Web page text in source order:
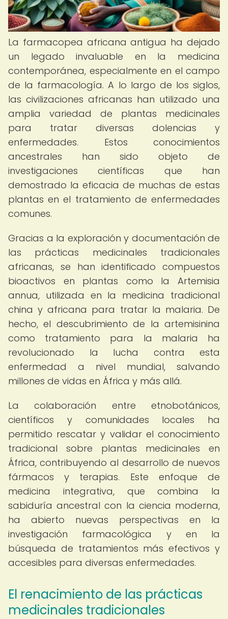
La farmacopea africana antigua ha dejado
un legado invaluable en la medicina
contemporánea, especialmente en el campo
de la farmacología. A lo largo de los siglos,
las civilizaciones africanas han utilizado una
amplia variedad de plantas medicinales
para tratar diversas dolencias y
enfermedades. Estos conocimientos
ancestrales han sido objeto de
investigaciones científicas que han
demostrado la eficacia de muchas de estas
plantas en el tratamiento de enfermedades
comunes.
Gracias a la exploración y documentación de
las prácticas medicinales tradicionales
africanas, se han identificado compuestos
bioactivos en plantas como la Artemisia
annua, utilizada en la medicina tradicional
china y africana para tratar la malaria. De
hecho, el descubrimiento de la artemisinina
como tratamiento para la malaria ha
revolucionado la lucha contra esta
enfermedad a nivel mundial, salvando
millones de vidas en África y más allá.
La colaboración entre etnobotánicos,
científicos y comunidades locales ha
permitido rescatar y validar el conocimiento
tradicional sobre plantas medicinales en
África, contribuyendo al desarrollo de nuevos
fármacos y terapias. Este enfoque de
medicina integrativa, que combina la
sabiduría ancestral con la ciencia moderna,
ha abierto nuevas perspectivas en la
investigación farmacológica y en la
búsqueda de tratamientos más efectivos y
accesibles para diversas enfermedades.
El renacimiento de las prácticas
medicinales tradicionales